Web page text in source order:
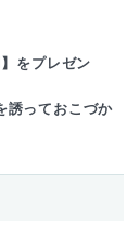
をプレゼン
誘っておこづか